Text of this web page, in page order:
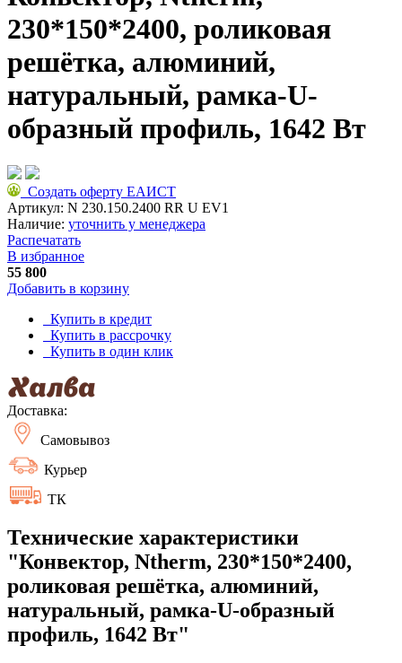
230*150*2400, роликовая
решётка, алюминий,
натуральный, рамка-U-
образный профиль, 1642 Вт
Создать оферту ЕАИСТ
Артикул: N 230.150.2400 RR U EV1
Наличие: уточнить у менеджера
Распечатать
В избранное
55 800
Добавить в корзину
Купить в кредит
Купить в рассрочку
Купить в один клик
Доставка:
Самовывоз
Курьер
ТК
Технические характеристики
"Конвектор, Ntherm, 230*150*2400,
роликовая решётка, алюминий,
натуральный, рамка-U-образный
профиль, 1642 Вт"